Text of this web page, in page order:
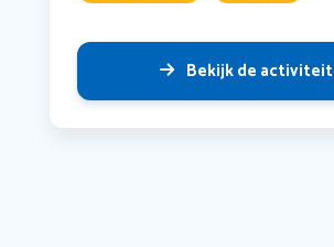
Bekijk de activiteit